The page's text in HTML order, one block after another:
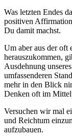
Was letzten Endes
positiven
Du damit machst.
Um aber aus der oft
herauszukommen,
Ausdehnung
umfassenderen
mehr in den Blick
Denken oft im
Versuchen wir mal
und Reichtum
aufzubauen.